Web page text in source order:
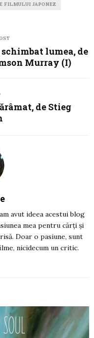
FILMULUI JAPONEZ
lumea, de
Murray (I)
de Stieg
avut ideea acestui blog
mea pentru cărți și
Doar o pasiune, sunt
nicidecum un critic.